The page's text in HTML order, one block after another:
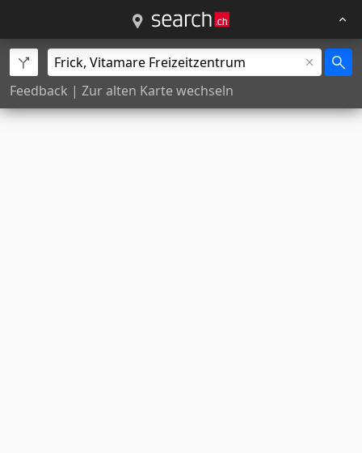
Feedback | Zur alten Karte wechseln